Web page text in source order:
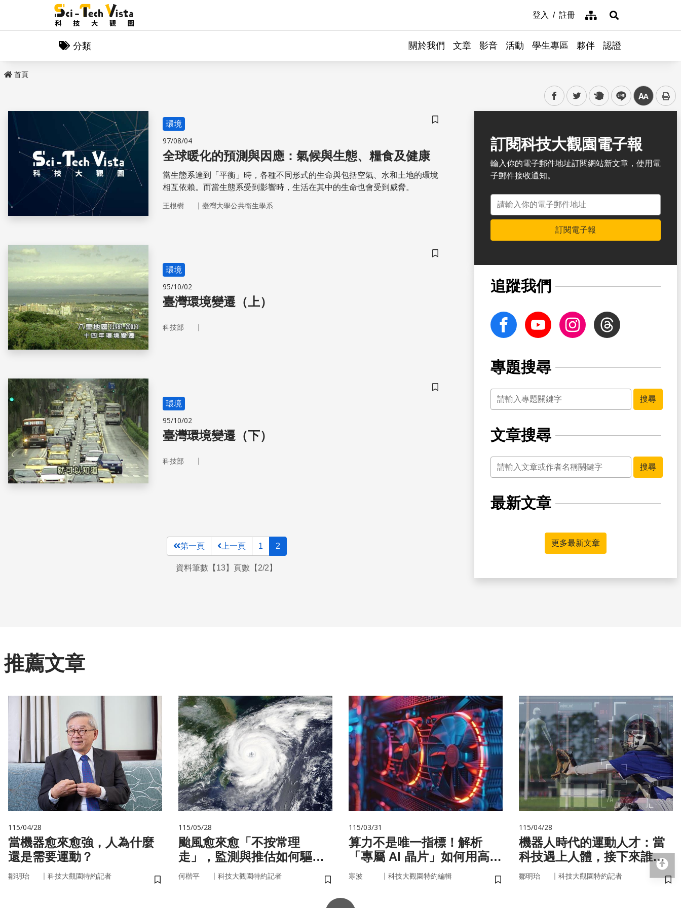
登入 註冊 網站導覽展開搜尋
分類 關於我們 文章 影音 活動 學生專區 夥伴 認證
首頁
facebooktwitter plurk line 中
儲存書籤
環境
97/08/04
全球暖化的預測與因應：氣候與生態、糧食及健康
當生態系達到「平衡」時，各種不同形式的生命與包括空氣、水和土地的環境
相互依賴。而當生態系受到影響時，生活在其中的生命也會受到威脅。
王根樹 ｜ 臺灣大學公共衛生學系
儲存書籤
環境
95/10/02
臺灣環境變遷（上）
科技部 ｜
儲存書籤
環境
95/10/02
臺灣環境變遷（下）
科技部 ｜
第一頁 上一頁 1 2
資料筆數【13】頁數【2/2】
訂閱科技大觀園電子報
輸入你的電子郵件地址訂閱網站新文章，使用電
子郵件接收通知。
電子郵件地址
訂閱電子報
追蹤我們
facebook Youtube InstagramThreads
專題搜尋
關鍵字
搜尋
文章搜尋
關鍵字
搜尋
最新文章
更多最新文章
推薦文章
115/04/28
當機器愈來愈強，人為什麼
還是需要運動？
鄒明珆 ｜ 科技大觀園特約記者
儲存書籤
115/05/28
颱風愈來愈「不按常理
走」，監測與推估如何驅動
防災決策？
何楷平 ｜ 科技大觀園特約記者
儲存書籤
115/03/31
算力不是唯一指標！解析
「專屬 AI 晶片」如何用高效
率驅動未來
寒波 ｜ 科技大觀園特約編輯
儲存書籤
115/04/28
機器人時代的運動人才：當
科技遇上人體，接下來誰來
接手？
鄒明珆 ｜ 科技大觀園特約記者
儲
回